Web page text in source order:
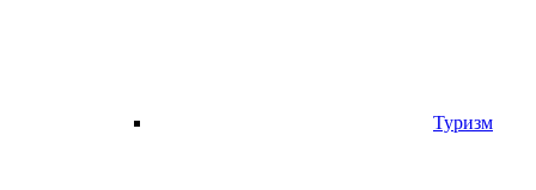
Туризм